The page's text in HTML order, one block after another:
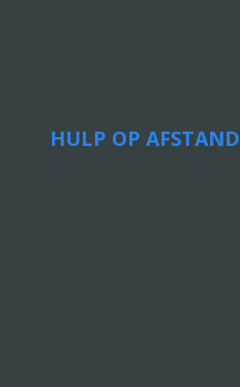
HULP OP AFSTAND